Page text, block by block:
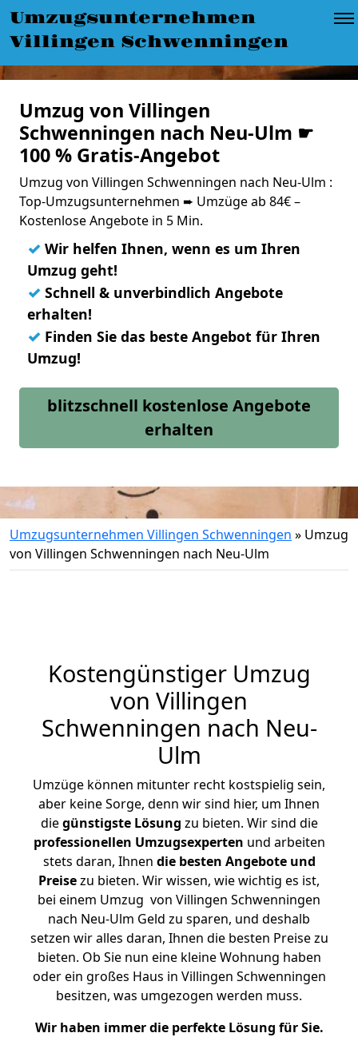
Umzugsunternehmen
Villingen Schwenningen
Umzug von Villingen
Schwenningen nach Neu-Ulm ☛
100 % Gratis-Angebot
Umzug von Villingen Schwenningen nach Neu-Ulm :
Top-Umzugsunternehmen ➨ Umzüge ab 84€ –
Kostenlose Angebote in 5 Min.
✓ Wir helfen Ihnen, wenn es um Ihren
Umzug geht!
✓ Schnell & unverbindlich Angebote
erhalten!
✓ Finden Sie das beste Angebot für Ihren
Umzug!
blitzschnell kostenlose Angebote
erhalten
Umzugsunternehmen Villingen Schwenningen » Umzug
von Villingen Schwenningen nach Neu-Ulm
Kostengünstiger Umzug
von Villingen
Schwenningen nach Neu-
Ulm
Umzüge können mitunter recht kostspielig sein,
aber keine Sorge, denn wir sind hier, um Ihnen
diegünstigste Lösung zu bieten. Wir sind die
professionellen Umzugsexperten und arbeiten
stets daran, Ihnen die besten Angebote und
Preisezu bieten. Wir wissen, wie wichtig es ist,
bei einem Umzug von Villingen Schwenningen
nach Neu-Ulm Geld zu sparen, und deshalb
setzen wir alles daran, Ihnen die besten Preise zu
bieten. Ob Sie nun eine kleine Wohnung haben
oder ein großes Haus in Villingen Schwenningen
besitzen, was umgezogen werden muss.
Wir haben immer die perfekte Lösung für Sie.